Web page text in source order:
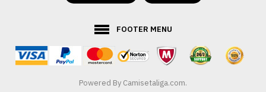
FOOTER MENU
Powered By Camisetaliga.com.